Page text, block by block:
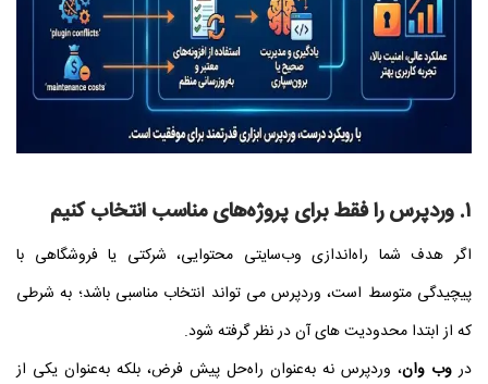
۱. وردپرس را فقط برای پروژه‌های مناسب انتخاب کنیم
اگر هدف شما راه‌اندازی وب‌سایتی محتوایی، شرکتی یا فروشگاهی با
پیچیدگی متوسط است، وردپرس می‌ تواند انتخاب مناسبی باشد؛ به شرطی
که از ابتدا محدودیت‌ های آن در نظر گرفته شود.
در وب وان، وردپرس نه به‌عنوان راه‌حل پیش‌ فرض، بلکه به‌عنوان یکی از